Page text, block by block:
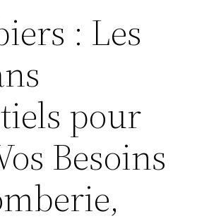
: Les
pour
Besoins